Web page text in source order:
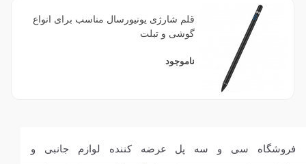
قلم شارژی یونیورسال مناسب برای انواع
گوشی و تبلت
ناموجود
فروشگاه سی و سه پل عرضه کننده لوازم جانبی و